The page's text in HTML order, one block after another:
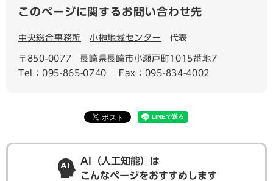
このページに関するお問い合わせ先
中央総合事務所 小榊地域センター 代表
〒850-0077
長崎県長崎市小瀬戸町1015番地7
Tel：095-865-0740
Fax：095-834-4002
AI（人工知能）は
こんなページをおすすめします